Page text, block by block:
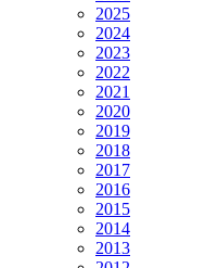
2025
2024
2023
2022
2021
2020
2019
2018
2017
2016
2015
2014
2013